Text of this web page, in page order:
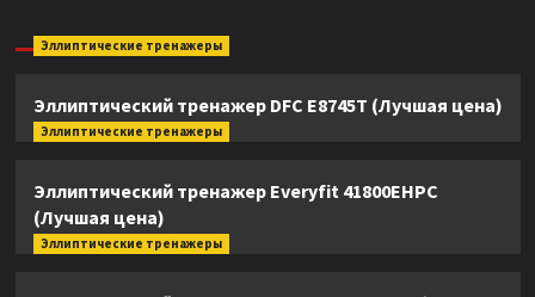
Эллиптические тренажеры
Эллиптический тренажер DFC E8745T (Лучшая цена)
Эллиптические тренажеры
Эллиптический тренажер Everyfit 41800EHPC
(Лучшая цена)
Эллиптические тренажеры